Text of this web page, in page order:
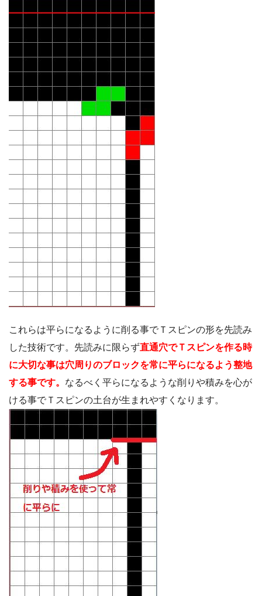
これらは平らになるように削る事でＴスピンの形を先読み
した技術です。先読みに限らず直通穴でＴスピンを作る時
に大切な事は穴周りのブロックを常に平らになるよう整地
する事です。 なるべく平らになるような削りや積みを心が
ける事でＴスピンの土台が生まれやすくなります。